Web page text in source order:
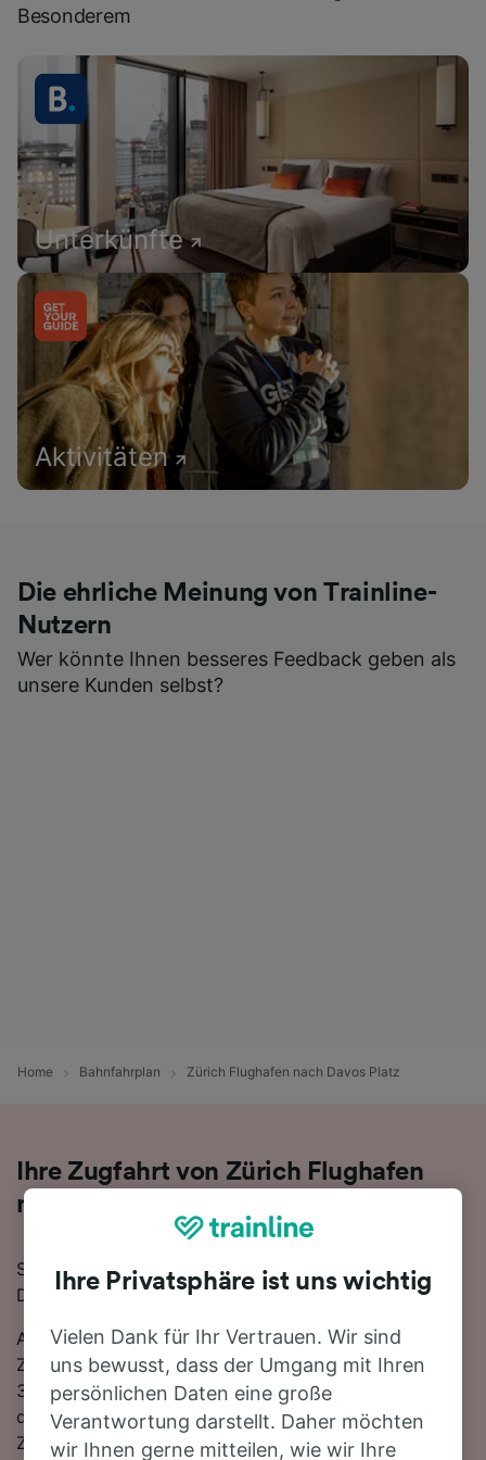
Besonderem
Unterkünfte
Aktivitäten
Die ehrliche Meinung von Trainline-
Nutzern
Wer könnte Ihnen besseres Feedback geben als
unsere Kunden selbst?
Home Bahnfahrplan Zürich Flughafen nach Davos Platz
Ihre Zugfahrt von Zürich Flughafen
nach Davos Platz
Sie planen eine Zugfahrt von Zürich Flughafen nach
Davos Platz? Starten Sie jetzt Ihre Suche!
Auf der 120 km langen Strecke fahren in der Regel 41
Züge, die schnellste Reisezeit beträgt dabei 1 Stunde
33 Minuten. Sie müssen unterwegs 1-mal umsteigen,
da es auf dieser Route keine direkten
Zugverbindungen gibt. Nutzen Sie SBB-Zug, um von
Ihre Privatsphäre ist uns wichtig
Vielen Dank für Ihr Vertrauen. Wir sind
uns bewusst, dass der Umgang mit Ihren
persönlichen Daten eine große
Verantwortung darstellt. Daher möchten
wir Ihnen gerne mitteilen, wie wir Ihre